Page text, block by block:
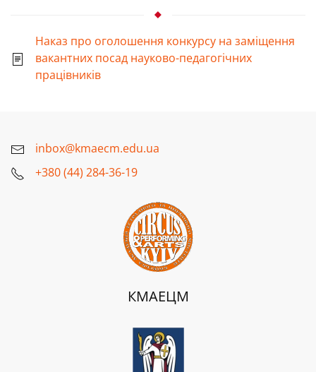
Наказ про оголошення конкурсу на заміщення
вакантних посад науково-педагогічних
працівників
inbox@kmaecm.edu.ua
+380 (44) 284-36-19
КМАЕЦМ